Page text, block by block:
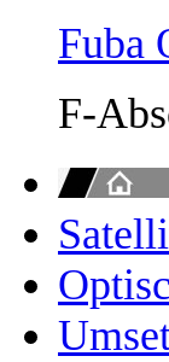
Fuba
F-